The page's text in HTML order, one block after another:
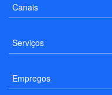
Canais
Serviços
Empregos